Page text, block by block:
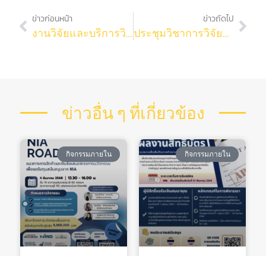
ข่าวก่อนหน้า
งานวิจัยและบริการวิชาการ ขอแสดงความยินดีกับ 2021 World’s Top 2% Scientists by Elsevier ของคณะวิทยาศาสตร์ จุฬาลงกรณ์มหาวิทยาลัย จำนวน 5 ท่าน
ข่าวถัดไป
ประชุมวิชาการวิจัยระดับชาติสำหรับบุคลากรสายสนับสนุนในสถาบันอุดมศึกษา ครั้งที่ 14
ข่าวอื่น ๆ ที่เกี่ยวข้อง
กิจกรรมภายใน กิจกรรมภายใน